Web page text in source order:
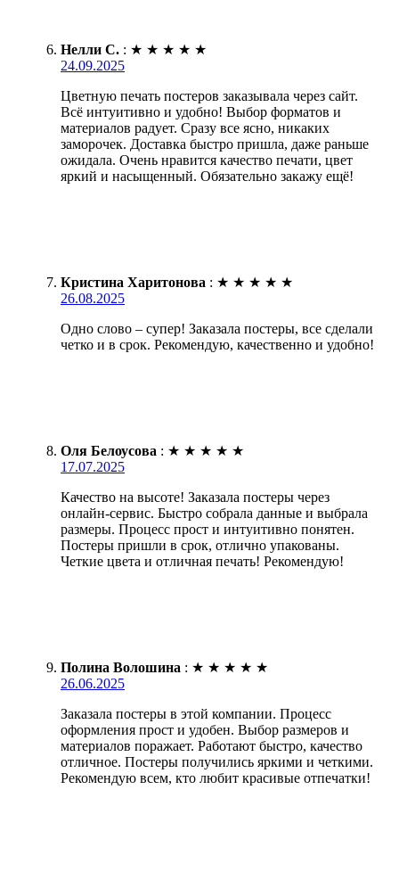
Нелли С. : ★ ★ ★ ★ ★
24.09.2025
Цветную печать постеров заказывала через сайт.
Всё интуитивно и удобно! Выбор форматов и
материалов радует. Сразу все ясно, никаких
заморочек. Доставка быстро пришла, даже раньше
ожидала. Очень нравится качество печати, цвет
яркий и насыщенный. Обязательно закажу ещё!
Кристина Харитонова : ★ ★ ★ ★ ★
26.08.2025
Одно слово – супер! Заказала постеры, все сделали
четко и в срок. Рекомендую, качественно и удобно!
Оля Белоусова : ★ ★ ★ ★ ★
17.07.2025
Качество на высоте! Заказала постеры через
онлайн-сервис. Быстро собрала данные и выбрала
размеры. Процесс прост и интуитивно понятен.
Постеры пришли в срок, отлично упакованы.
Четкие цвета и отличная печать! Рекомендую!
Полина Волошина : ★ ★ ★ ★ ★
26.06.2025
Заказала постеры в этой компании. Процесс
оформления прост и удобен. Выбор размеров и
материалов поражает. Работают быстро, качество
отличное. Постеры получились яркими и четкими.
Рекомендую всем, кто любит красивые отпечатки!